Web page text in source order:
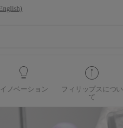
イノベーション
フィリップスについ
て